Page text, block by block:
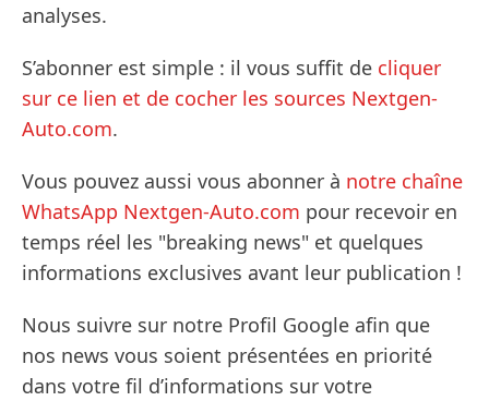
analyses.
S’abonner est simple : il vous suffit de cliquer
sur ce lien et de cocher les sources Nextgen-
Auto.com.
Vous pouvez aussi vous abonner à notre chaîne
WhatsApp Nextgen-Auto.com pour recevoir en
temps réel les "breaking news" et quelques
informations exclusives avant leur publication !
Nous suivre sur notre Profil Google afin que
nos news vous soient présentées en priorité
dans votre fil d’informations sur votre